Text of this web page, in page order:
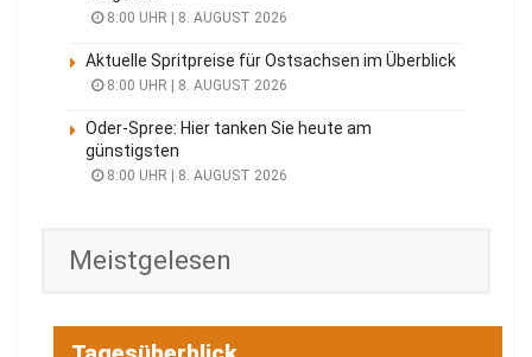
8:00 UHR | 8. AUGUST 2026
Aktuelle Spritpreise für Ostsachsen im Überblick
8:00 UHR | 8. AUGUST 2026
Oder-Spree: Hier tanken Sie heute am
günstigsten
8:00 UHR | 8. AUGUST 2026
Meistgelesen